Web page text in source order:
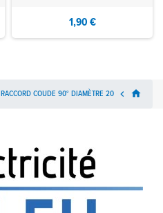
1,90 €
home

RACCORD COUDE 90° DIAMÈTRE 20